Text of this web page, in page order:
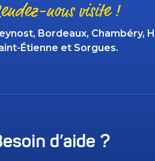
nous visite !
Bordeaux, Chambéry,
Étienne et Sorgues.
d’aide ?